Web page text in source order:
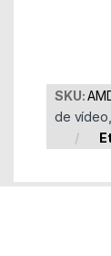
SKU:
de vídeo